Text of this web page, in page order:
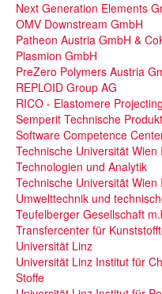
Next Generation Elements
OMV Downstream GmbH
Patheon Austria GmbH &
Plasmion GmbH
PreZero Polymers Austria
REPLOID Group AG
RICO - Elastomere
Semperit Technische
Software Competence
Technische Universität
Technologien und Analytik
Technische Universität
Umwelttechnik und
Teufelberger Gesellschaft
Transfercenter für
Universität Linz
Universität Linz Institut für
Stoffe